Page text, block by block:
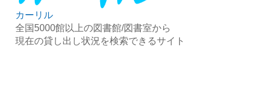
カーリル
全国5000館以上の図書館/図書室から
現在の貸し出し状況を検索できるサイト